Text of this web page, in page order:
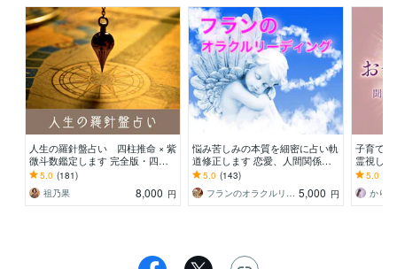
人生の羅針盤占い 四柱推命 × 紫
微斗数鑑定します 完全版・四柱
推命 × 紫微斗数で人生を解き明か
しませんか？
5.0 (181)
祖乃果
8,000 円
悩み苦しみの本質を細密に占い軌
道修正します 恋愛、人間関係、
仕事、生き辛さetc...何でもご相
談下さい
5.0 (143)
フランのオラクルリーディング 5,000 円
子育て
霊視し
いじめ
お悩みに
5.0